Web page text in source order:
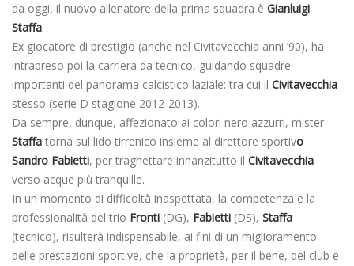
da oggi, il nuovo allenatore della prima squadra è Gianluigi
Staffa.
Ex giocatore di prestigio (anche nel Civitavecchia anni ’90), ha
intrapreso poi la carriera da tecnico, guidando squadre
importanti del panorama calcistico laziale: tra cui il Civitavecchia
stesso (serie D stagione 2012-2013).
Da sempre, dunque, affezionato ai colori nero azzurri, mister
Staffa torna sul lido tirrenico insieme al direttore sportivo
Sandro Fabietti, per traghettare innanzitutto il Civitavecchia
verso acque più tranquille.
In un momento di difficoltà inaspettata, la competenza e la
professionalità del trio Fronti (DG), Fabietti (DS), Staffa
(tecnico), risulterà indispensabile, ai fini di un miglioramento
delle prestazioni sportive, che la proprietà, per il bene, del club e